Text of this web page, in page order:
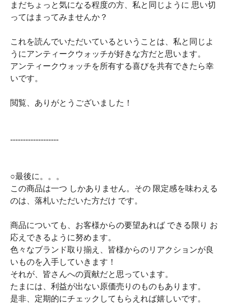
まだちょっと気になる程度の方、私と同じように 思い切
ってはまってみませんか？
これを読んでいただいているということは、私と同じよ
うにアンティークウォッチが好きな方だと思います。
アンティークウォッチを所有する喜びを共有できたら幸
いです。
閲覧、ありがとうございました！
-------------------
○最後に。。。
この商品は一つ しかありません。その 限定感を味わえる
のは、落札いただいた方だけ です。
商品についても、お客様からの要望あれば できる限り お
応えできるように努めます。
色々なブランド取り揃え、皆様からのリアクションが良
いものを入手していきます！
それが、皆さんへの貢献だと思っています。
たまには、利益が出ない原価売りのものもあります。
是非、定期的にチェックしてもらえれば嬉しいです。